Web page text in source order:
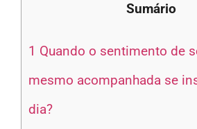
Sumário
1 Quando o sentimento de
mesmo acompanhada se
dia?